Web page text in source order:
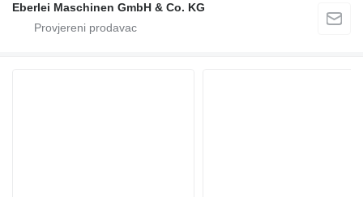
Eberlei Maschinen GmbH & Co. KG